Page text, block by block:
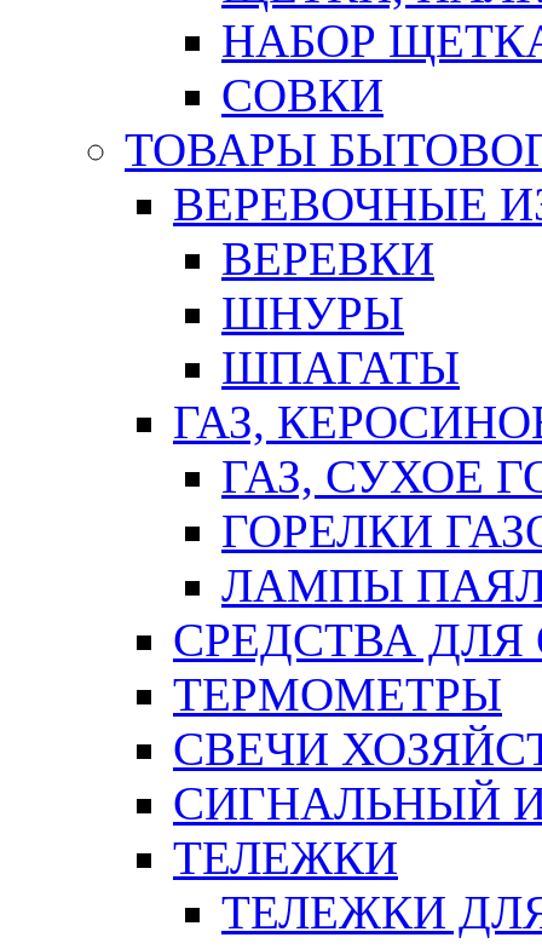
НАБОР
СОВКИ
ТОВАРЫ
ВЕРЕВОЧНЫЕ
ВЕРЕВКИ
ШНУРЫ
ШПАГАТЫ
ГАЗ,
ГАЗ, СУХОЕ
ГОРЕЛКИ
ЛАМПЫ
СРЕДСТВА
ТЕРМОМЕТРЫ
СВЕЧИ
СИГНАЛЬНЫЙ
ТЕЛЕЖКИ
ТЕЛЕЖКИ